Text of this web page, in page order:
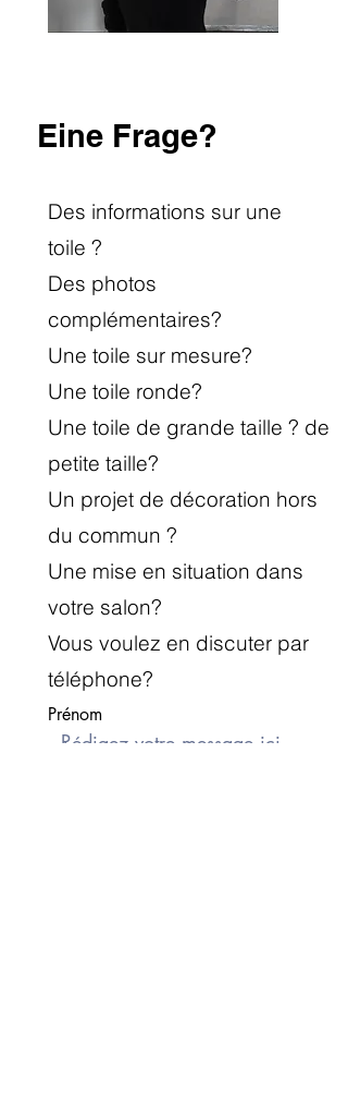
Eine Frage?
Des informations sur une
toile ?
Des photos
complémentaires?
Une toile sur mesure?
Une toile ronde?
Une toile de grande taille ? de
petite taille?
Un projet de décoration hors
du commun ?
Une mise en situation dans
votre salon?
Vous voulez en discuter par
téléphone?
Prénom